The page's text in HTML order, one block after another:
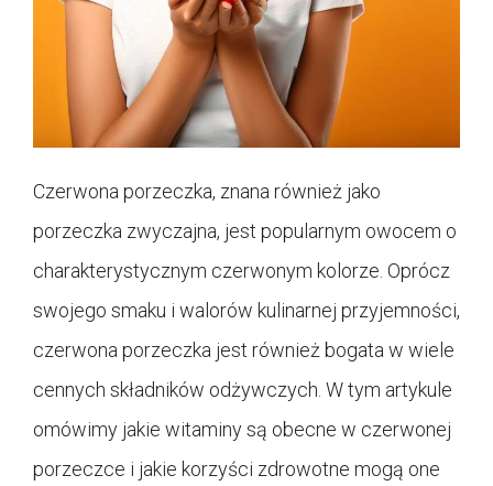
Czerwona porzeczka, znana również jako
porzeczka zwyczajna, jest popularnym owocem o
charakterystycznym czerwonym kolorze. Oprócz
swojego smaku i walorów kulinarnej przyjemności,
czerwona porzeczka jest również bogata w wiele
cennych składników odżywczych. W tym artykule
omówimy jakie witaminy są obecne w czerwonej
porzeczce i jakie korzyści zdrowotne mogą one